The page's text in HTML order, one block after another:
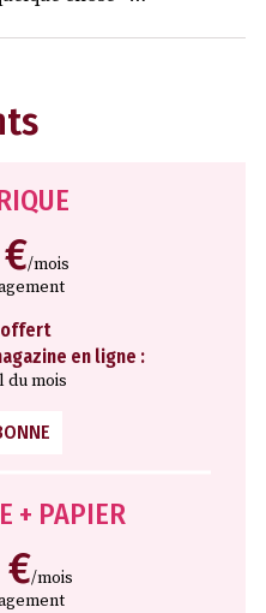
/mois
offert
en ligne :
du mois
+ PAPIER
/mois